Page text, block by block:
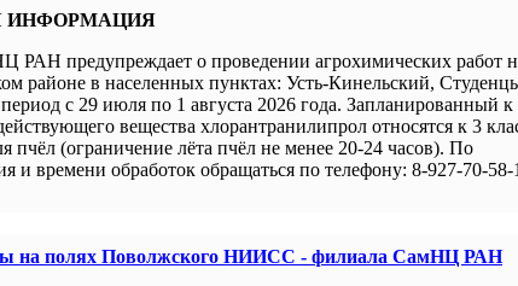
ИНФОРМАЦИЯ
предупреждает о проведении агрохимических работ
районе в населенных пунктах: Усть-Кинельский,
с 29 июля по 1 августа 2026 года. Запланированный к
вещества хлорантранилипрол относятся к 3
пчёл (ограничение лёта пчёл не менее 20-24 часов). По
и времени обработок обращаться по телефону: 8-927-70-58-
на полях Поволжского НИИСС - филиала СамНЦ РАН